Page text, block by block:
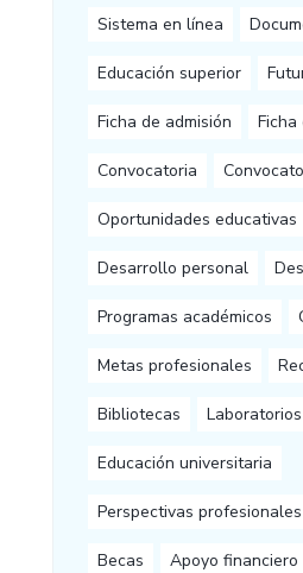
Sistema en línea
Educación superior
Ficha de admisión Ficha
Convocatoria
Oportunidades educativas
Desarrollo personal
Programas académicos
Metas profesionales
Bibliotecas Laboratorios
Educación universitaria
Perspectivas profesionales
Becas Apoyo financiero